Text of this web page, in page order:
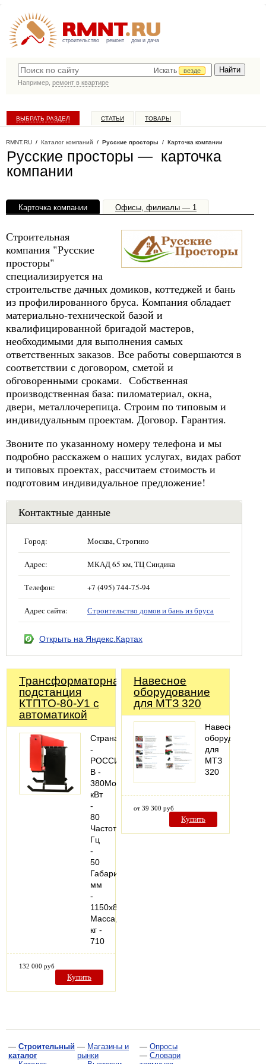
строительство ремонт дом и дача
Искать
везде
Например, ремонт в квартире
ВЫБРАТЬ РАЗДЕЛ СТАТЬИ ТОВАРЫ
RMNT.RU / Каталог компаний / Русские просторы / Карточка компании
Русские просторы — карточка
компании
Карточка компании Офисы, филиалы — 1
Строительная
компания "Русские
просторы"
специализируется на
строительстве дачных домиков, коттеджей и бань
из профилированного бруса. Компания обладает
материально-технической базой и
квалифицированной бригадой мастеров,
необходимыми для выполнения самых
ответственных заказов. Все работы совершаются в
соответствии с договором, сметой и
обговоренными сроками. Собственная
производственная база: пиломатериал, окна,
двери, металлочерепица. Строим по типовым и
индивидуальным проектам. Договор. Гарантия.
Звоните по указанному номеру телефона и мы
подробно расскажем о наших услугах, видах работ
и типовых проектах, рассчитаем стоимость и
подготовим индивидуальное предложение!
Контактные данные
Город: Москва, Строгино
Адрес: МКАД 65 км, ТЦ Синдика
Телефон: +7 (495) 744-75-94
Адрес сайта: Строительство домов и бань из бруса
Открыть на Яндекс.Картах
Трансформаторная
подстанция
КТПТО-80-У1 с
автоматикой
Страна
-
РОССИЯНапряжение,
В -
380Мощность,
кВт
-
80
Частота,
Гц
-
50
Габариты,
мм
-
1150х820х1300
Масса,
кг -
710
132 000 руб
Купить
Навесное
оборудование
для МТЗ 320
Навесное
оборудование
для
МТЗ
320
от 39 300 руб
Купить
— Строительный
каталог
— Магазины и
рынки
— Опросы
— Словари